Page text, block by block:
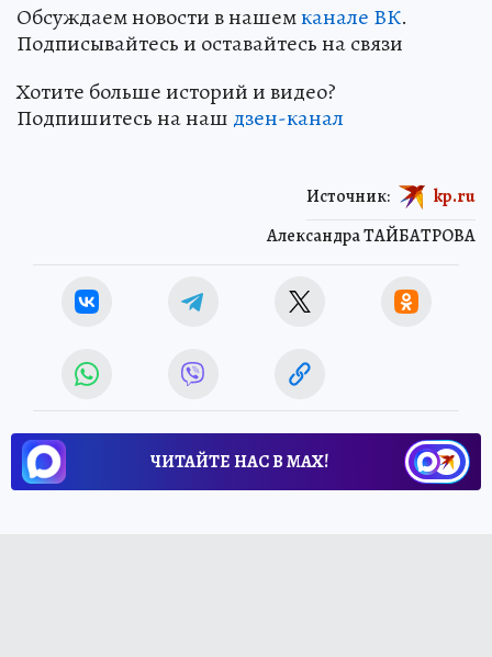
Обсуждаем новости в нашемканале ВК.
Подписывайтесь и оставайтесь на связи
Хотите больше историй и видео?
Подпишитесь на наш дзен-канал
Александра ТАЙБАТРОВА
Источник: kp.ru
ЧИТАЙТЕ НАС В МАХ!